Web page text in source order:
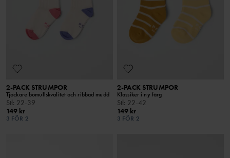
2-PACK STRUMPOR
Tjockare bomullskvalitet och ribbad mudd
Stl: 22-39
149 kr
3 FÖR 2
2-PACK STRUMPOR
Klassiker i ny färg
Stl: 22-42
149 kr
3 FÖR 2